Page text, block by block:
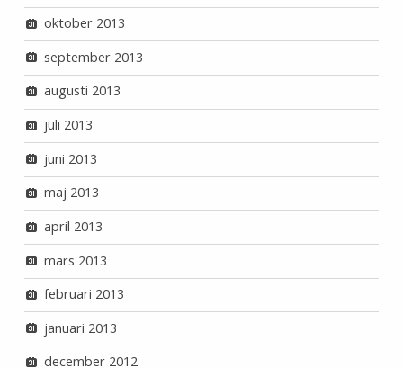
oktober 2013
september 2013
augusti 2013
juli 2013
juni 2013
maj 2013
april 2013
mars 2013
februari 2013
januari 2013
december 2012